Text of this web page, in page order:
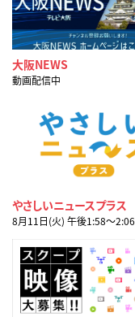
大阪NEWS
動画配信中
やさしいニュースプラス
8月11日(火) 午後1:58〜2:06